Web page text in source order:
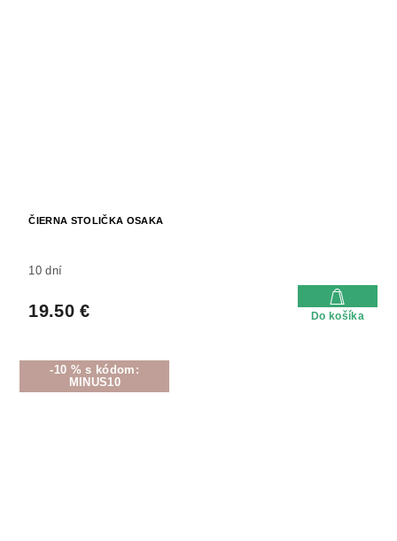
ČIERNA STOLIČKA OSAKA
10 dní
19.50 € Do košíka
-10 % s kódom:
MINUS10